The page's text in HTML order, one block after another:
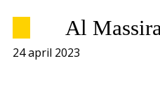
Al
24 april 2023